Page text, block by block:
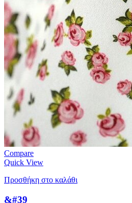
Compare
Quick View
Προσθήκη στο καλάθι
&#39